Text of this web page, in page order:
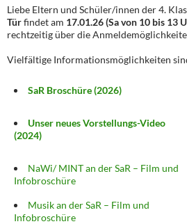
Liebe Eltern und Schüler/innen der 4.
Türfindet am 17.01.26 (Sa von 10 bis 13
rechtzeitig über die
Vielfältige Informationsmöglichkeiten
SaR Broschüre (2026)
Unser neues Vorstellungs-Video
(2024)
NaWi/ MINT an der SaR – Film und
Infobroschüre
Musik an der SaR – Film und
Infobroschüre